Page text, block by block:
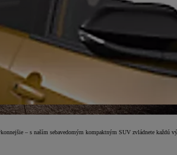
– s naším sebavedomým kompaktným SUV zvládnete každú